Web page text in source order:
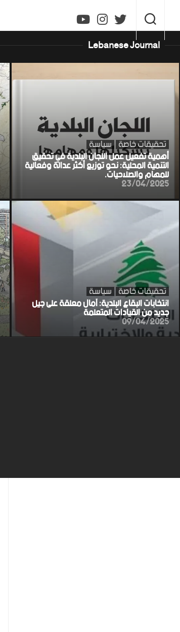
content
Lebanese Journal
تحقيقات خاصة سياسة
أهمية تفعيل عمل اللجان البلدية في تحقيق
التنمية المحلية: نحو توزيع أكثر عدالة وفعالية
للمهام والصلاحيات.
23/04/2025
تحقيقات خاصة سياسة
انتخابات البقاع البلدية: آمال معلقة على جيل
جديد من القيادات المتعلمة
09/04/2025